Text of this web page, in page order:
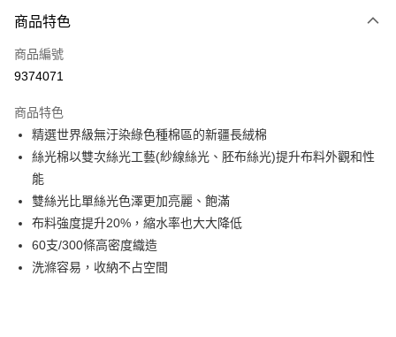
信用卡一次付款
信用卡分期付款
合作金庫商業銀行
華南商業銀行
彰化商業銀行
上海商業儲蓄銀行
台北富邦商業銀行
國泰世華商業銀行
臺灣中小企業銀行
台中商業銀行
匯豐（台灣）商業銀行
華泰商業銀行
聯邦商業銀行
遠東國際商業銀行
元大商業銀行
玉山商業銀行
6 期 0 利率 每期
華南商業銀行
彰化商業銀行
上海商業儲蓄銀行
國泰世華商業銀行
兆豐國際商業銀行
臺灣中小企業銀行
台中商業銀行
匯豐（台灣）商業銀行
聯邦商業銀行
元大商業銀行
LINE Pay
Apple Pay
悠遊付
Google Pay
商品特色
商品編號
9374071
商品特色
精選世界級無汙染綠色種棉區的新疆長絨棉
絲光棉以雙次絲光工藝(紗線絲光、胚布絲光)提升布料外觀和性
能
雙絲光比單絲光色澤更加亮麗、飽滿
布料強度提升20%，縮水率也大大降低
60支/300條高密度織造
洗滌容易，收納不占空間